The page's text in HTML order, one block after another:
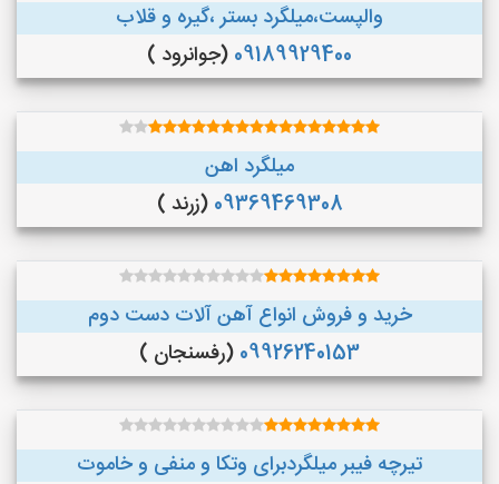
والپست،میلگرد بستر ،گیره و قلاب
09189929400 (جوانرود )
میلگرد اهن
09369469308 (زرند )
خرید و فروش انواع آهن آلات دست دوم
09926240153 (رفسنجان )
تیرچه فیبر میلگردبرای وتکا و منفی و خاموت